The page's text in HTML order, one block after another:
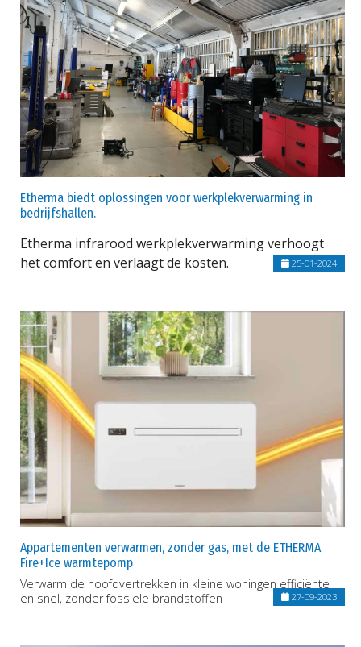
Etherma biedt oplossingen voor werkplekverwarming in
bedrijfshallen.
Etherma infrarood werkplekverwarming verhoogt
het comfort en verlaagt de kosten.
25-01-2024
Appartementen verwarmen, zonder gas, met de ETHERMA
Fire+Ice warmtepomp
Verwarm de hoofdvertrekken in kleine woningen efficiënte
en snel, zonder fossiele brandstoffen
27-09-2023